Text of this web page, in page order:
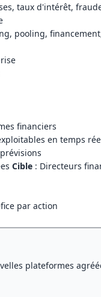
taux d'intérêt,
pooling,
financiers
en temps
Cible : Directeurs
par action
plateformes